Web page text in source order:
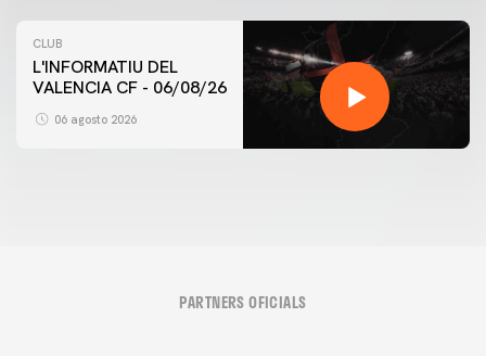
CLUB
L'INFORMATIU DEL
VALENCIA CF - 06/08/26
06 agosto 2026
PARTNERS OFICIALS